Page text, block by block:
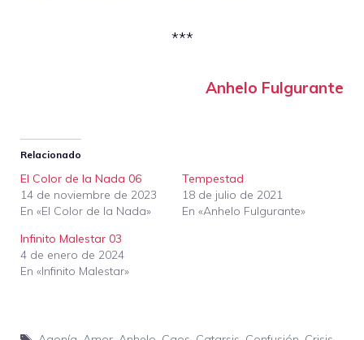
***
Anhelo Fulgurante
Relacionado
El Color de la Nada 06
14 de noviembre de 2023
En «El Color de la Nada»
Tempestad
18 de julio de 2021
En «Anhelo Fulgurante»
Infinito Malestar 03
4 de enero de 2024
En «Infinito Malestar»
Etiquetas